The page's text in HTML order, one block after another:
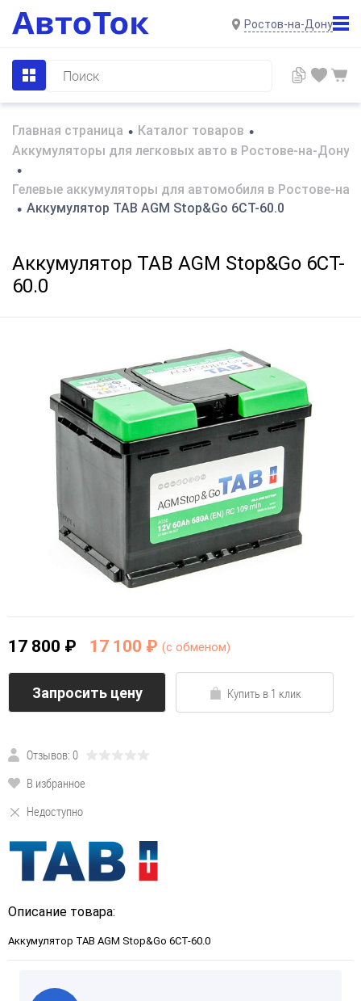
Ростов-на-Дону
Главная страница • Каталог товаров •
Аккумуляторы для легковых авто в Ростове-на-Дону
•
Гелевые аккумуляторы для автомобиля в Ростове-на-
• Аккумулятор TAB AGM Stop&Go 6CT-60.0
Аккумулятор TAB AGM Stop&Go 6CT-
60.0
17 800 ₽ 17 100 ₽ (c обменом)
Запросить цену Купить в 1 клик
Отзывов: 0
В избранное
Недоступно
Описание товара:
Аккумулятор TAB AGM Stop&Go 6CT-60.0